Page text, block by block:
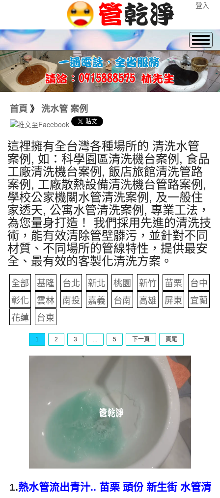
登入
首頁 》 洗水管 案例
這裡擁有全台灣各種場所的 清洗水管
案例, 如：科學園區清洗機台案例, 食品
工廠清洗機台案例, 飯店旅館清洗管路
案例, 工廠散熱設備清洗機台管路案例,
學校公家機關水管清洗案例, 及一般住
家透天, 公寓水管清洗案例, 專業工法，
為您量身打造！ 我們採用先進的清洗技
術，能有效清除管壁髒污，並針對不同
材質、不同場所的管線特性，提供最安
全、最有效的客製化清洗方案。
全部 基隆 台北 新北 桃園 新竹 苗栗
台中
彰化
雲林 南投 嘉義 台南 高雄 屏東
宜蘭
花蓮
台東
1 2 3 ... 5 下一頁 頁尾
1.熱水管流出青汁.. 苗栗 頭份 新生街 水管清